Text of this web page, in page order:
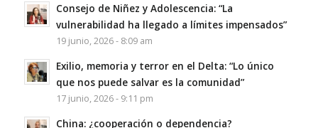
Consejo de Niñez y Adolescencia: “La
vulnerabilidad ha llegado a límites impensados”
19 junio, 2026 - 8:09 am
Exilio, memoria y terror en el Delta: “Lo único
que nos puede salvar es la comunidad”
17 junio, 2026 - 9:11 pm
China: ¿cooperación o dependencia?